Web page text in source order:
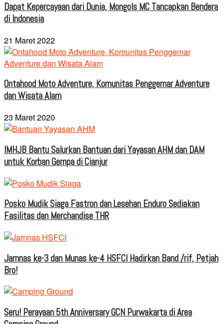
Dapat Kepercayaan dari Dunia, Mongols MC Tancapkan Bendera
di Indonesia
21 Maret 2022
Ontahood Moto Adventure, Komunitas Penggemar Adventure
dan Wisata Alam
23 Maret 2020
IMHJB Bantu Salurkan Bantuan dari Yayasan AHM dan DAM
untuk Korban Gempa di Cianjur
Posko Mudik Siaga Fastron dan Lesehan Enduro Sediakan
Fasilitas dan Merchandise THR
Jamnas ke-3 dan Munas ke-4 HSFCI Hadirkan Band /rif, Petjah
Bro!
Seru! Perayaan 5th Anniversary GCN Purwakarta di Area